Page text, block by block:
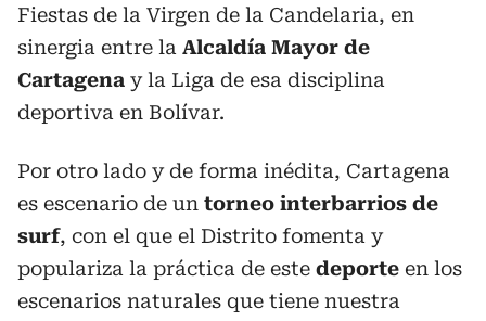
Fiestas de la Virgen de la Candelaria, en
sinergia entre la Alcaldía Mayor de
Cartagena y la Liga de esa disciplina
deportiva en Bolívar.
Por otro lado y de forma inédita, Cartagena
es escenario de un torneo interbarrios de
surf, con el que el Distrito fomenta y
populariza la práctica de este deporte en los
escenarios naturales que tiene nuestra